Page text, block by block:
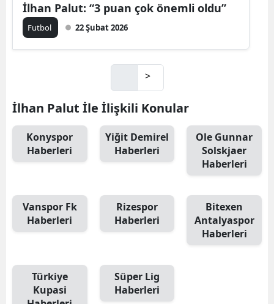
İlhan Palut: “3 puan çok önemli oldu”
Futbol 22 Şubat 2026
>
İlhan Palut İle İlişkili Konular
Konyspor
Haberleri
Yiğit Demirel
Haberleri
Ole Gunnar
Solskjaer
Haberleri
Vanspor Fk
Haberleri
Rizespor
Haberleri
Bitexen
Antalyaspor
Haberleri
Türkiye
Kupasi
Süper Lig
Haberleri